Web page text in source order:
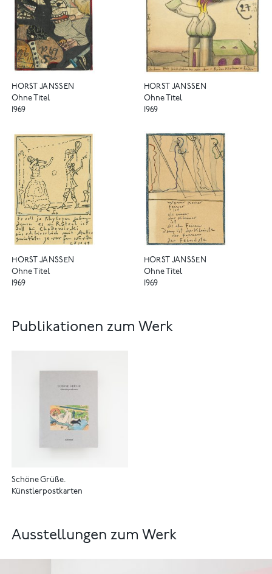
HORST JANSSEN
Ohne Titel
1969
HORST JANSSEN
Ohne Titel
1969
HORST JANSSEN
Ohne Titel
1969
HORST JANSSEN
Ohne Titel
1969
Publikationen zum Werk
Schöne Grüße.
Künstlerpostkarten
Ausstellungen zum Werk